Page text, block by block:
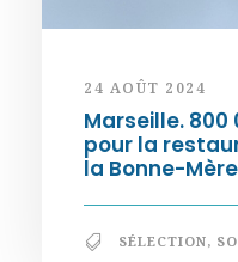
24 AOÛT 2024
Marseille.
pour la
la Bonne-Mère
SÉLECTION,